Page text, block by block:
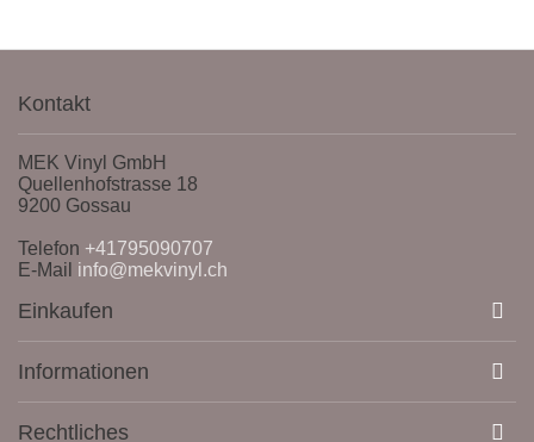
Kontakt
MEK Vinyl GmbH
Quellenhofstrasse 18
9200 Gossau
Telefon +41795090707
E-Mail info@mekvinyl.ch
Einkaufen
Informationen
Rechtliches